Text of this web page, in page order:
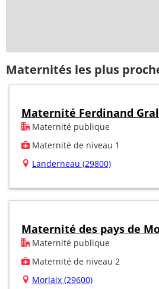
Maternités les plus
Maternité Ferdinand
Maternité publique
Maternité de niveau 1
Landerneau (29800)
Maternité des pays de
Maternité publique
Maternité de niveau 2
Morlaix (29600)